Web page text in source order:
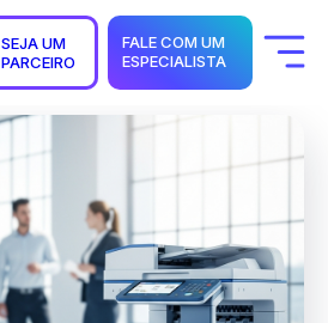
SEJA UM
PARCEIRO
FALE COM UM
ESPECIALISTA